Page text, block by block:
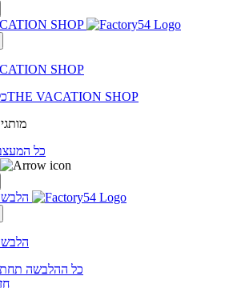
SHOP
SHOP
כל הTHE VACATION SHOP
כל
כל ההלבשה